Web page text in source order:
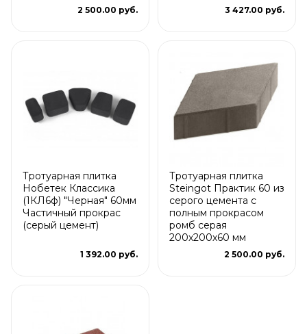
2 500.00 руб. 3 427.00 руб.
Тротуарная плитка
Нобетек Классика
(1КЛ6ф) "Черная" 60мм
Частичный прокрас
(серый цемент)
1 392.00 руб.
Тротуарная плитка
Steingot Практик 60 из
серого цемента с
полным прокрасом
ромб серая
200х200х60 мм
2 500.00 руб.